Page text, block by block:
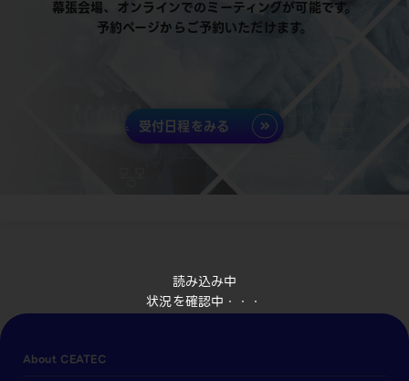
読み込み中
状況を確認中・・・
幕張会場、オンラインでのミーティングが可能です。
予約ページからご予約いただけます。
受付日程をみる
About CEATEC